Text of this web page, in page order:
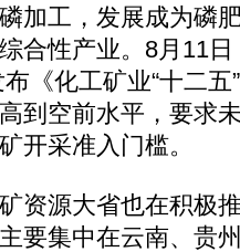
加工，发展成为磷
合性产业。8月11
布《化工矿业“十二
到空前水平，要求
开采准入门槛。
源大省也在积极
要集中在云南、贵